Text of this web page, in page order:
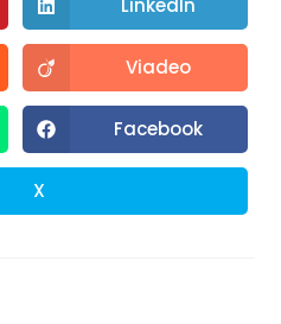
LinkedIn
Viadeo
Facebook
X